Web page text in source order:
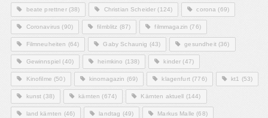
beate prettner(38) Christian Scheider (124) corona (69)
Coronavirus (90) filmblitz (87) filmmagazin (76)
Filmneuheiten (64) Gaby Schaunig (43) gesundheit(36)
Gewinnspiel (40) heimkino (138) kinder (47)
Kinofilme (50) kinomagazin (69) klagenfurt(776) kt1 (53)
kunst (38) kärnten (674) Kärnten aktuell (144)
land kärnten (46) landtag (49) Markus Malle (68)